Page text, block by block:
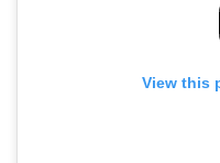
View this